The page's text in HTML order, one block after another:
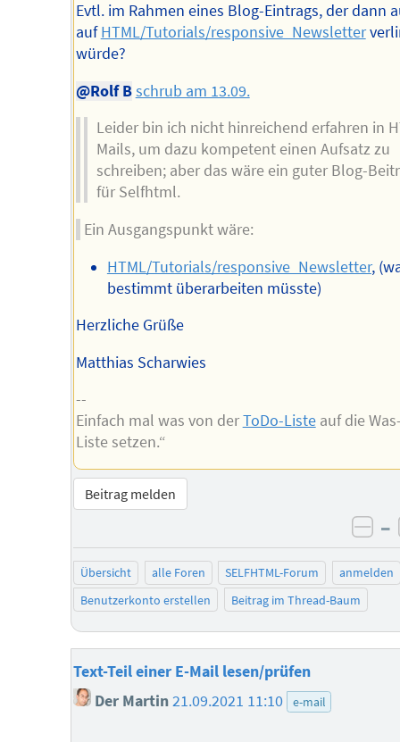
Evtl. im Rahmen eines Blog-Eintrags, der dann
aufHTML/Tutorials/responsive_Newsletter
würde?
@Rolf Bschrub am 13.09.
Leider bin ich nicht hinreichend erfahren in
Mails, um dazu kompetent einen Aufsatz zu
schreiben; aber das wäre ein guter Blog-
für Selfhtml.
Ein Ausgangspunkt wäre:
HTML/Tutorials/responsive_Newsletter,
bestimmt überarbeiten müsste)
Herzliche Grüße
Matthias Scharwies
--
Einfach mal was von derToDo-Listeauf die
Liste setzen.“
Beitrag melden
–
Übersicht alle Foren SELFHTML-Forum
anmelden
Benutzerkonto erstellen
Beitrag im Thread-Baum
Text-Teil einer E-Mail lesen/prüfen
Der Martin21.09.2021 11:10 e-mail